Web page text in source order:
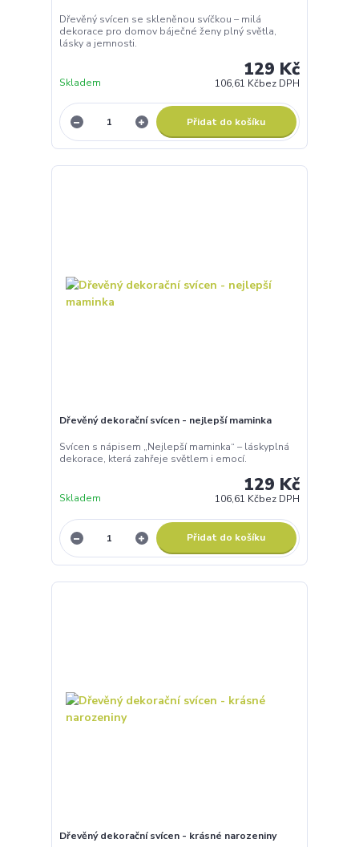
Dřevěný svícen se skleněnou svíčkou – milá
dekorace pro domov báječné ženy plný světla,
lásky a jemnosti.
129 Kč
106,61 Kčbez DPH
Skladem
Přidat do košíku
Dřevěný dekorační svícen - nejlepší maminka
Svícen s nápisem „Nejlepší maminka“ – láskyplná
dekorace, která zahřeje světlem i emocí.
129 Kč
106,61 Kčbez DPH
Skladem
Přidat do košíku
Dřevěný dekorační svícen - krásné narozeniny